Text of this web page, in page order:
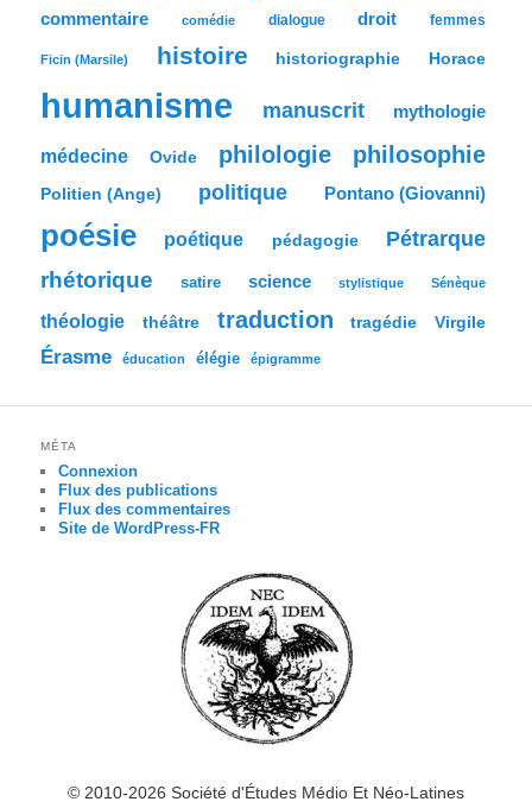
e
commentaire comédie dialogue droit femmes
Ficin (Marsile) histoire historiographie Horace
humanisme manuscrit mythologie
médecine Ovide philologie philosophie
Politien (Ange) politique Pontano (Giovanni)
poésie poétique pédagogie Pétrarque
rhétorique satire science stylistique Sénèque
théologie théâtre traduction tragédie Virgile
Érasme éducation élégie épigramme
MÉTA
Connexion
Flux des publications
Flux des commentaires
Site de WordPress-FR
© 2010-2026 Société d'Études Médio Et Néo-Latines